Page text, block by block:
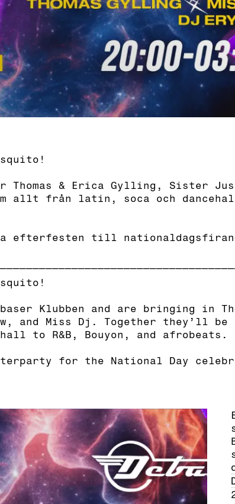
& Erica Gylling, Sister
allt från latin, soca och
efterfesten till
Klubben and are bringing in
and Miss Dj. Together they’ll be
to R&B, Bouyon, and afrobeats.
for the National Day